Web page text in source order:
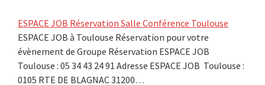
ESPACE JOB Réservation Salle Conférence Toulouse
ESPACE JOB à Toulouse Réservation pour votre
évènement de Groupe Réservation ESPACE JOB
Toulouse : 05 34 43 24 91 Adresse ESPACE JOB Toulouse :
0105 RTE DE BLAGNAC 31200…